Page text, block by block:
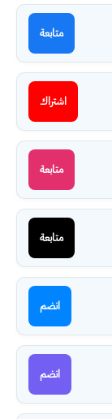
متابعة
اشتراك
متابعة
متابعة
انضم
انضم